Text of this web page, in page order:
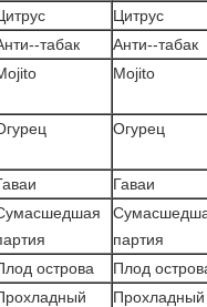
Цитрус
табак Анти--табак
Mojito
Огурец
Гаваи
партия
острова Плод
Прохладный